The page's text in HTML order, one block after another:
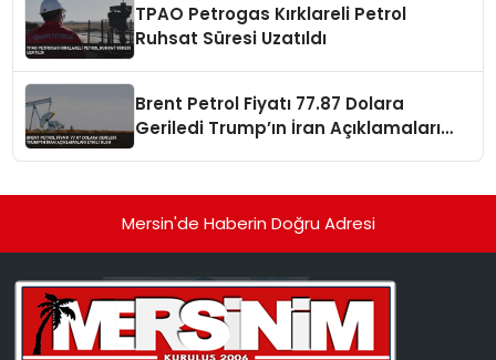
TPAO Petrogas Kırklareli Petrol
Ruhsat Süresi Uzatıldı
Brent Petrol Fiyatı 77.87 Dolara
Geriledi Trump’ın İran Açıklamaları
Mersin'de Haberin Doğru Adresi